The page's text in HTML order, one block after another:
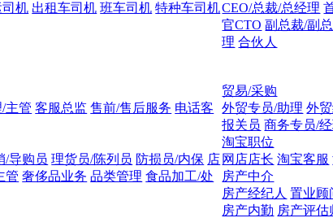
机 出租车司机 班车司机 特种车司机CEO/总裁/总经理
官CTO 副总裁/副
理 合伙人
主管 客服总监 售前/售后服务 电话客
贸易/采购
外贸专员/助理 外
报关员 商务专员/
/导购员 理货员/陈列员 防损员/内保 店
管 奢侈品业务 品类管理 食品加工/处
淘宝职位
网店店长 淘宝客服
房产中介
房产经纪人 置业顾
房产内勤 房产评估